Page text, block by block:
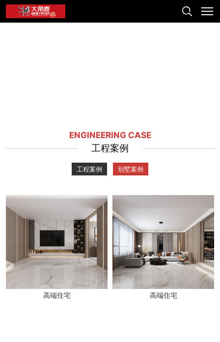
ENGINEERING CASE
工程案例
工程案例 别墅案例
高端住宅 高端住宅